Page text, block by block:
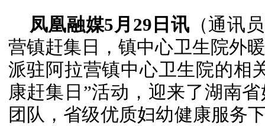
凤凰融媒5月29日讯 （通讯
营镇赶集日，镇中心卫生院外
派驻阿拉营镇中心卫生院的相
康赶集日”活动，迎来了湖南
团队，省级优质妇幼健康服务